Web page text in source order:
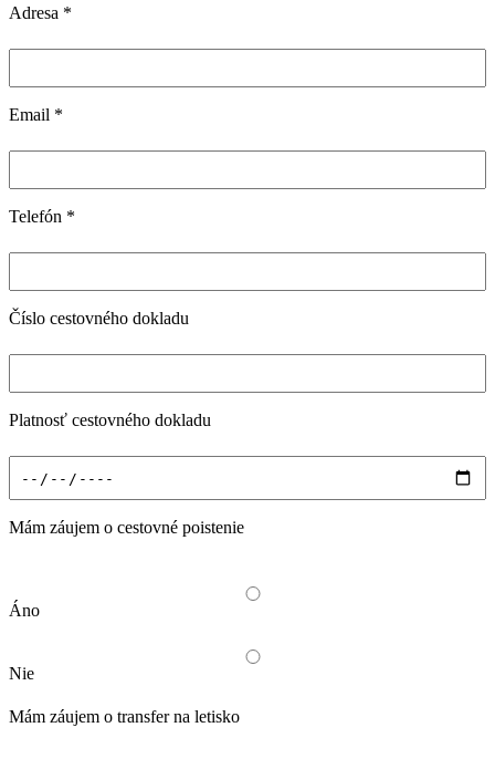
Adresa *
Email *
Telefón *
Číslo cestovného dokladu
Platnosť cestovného dokladu
Mám záujem o cestovné poistenie
Áno
Nie
Mám záujem o transfer na letisko